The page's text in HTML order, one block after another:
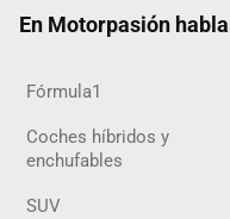
En Motorpasión
Fórmula1
Coches híbridos y
enchufables
SUV